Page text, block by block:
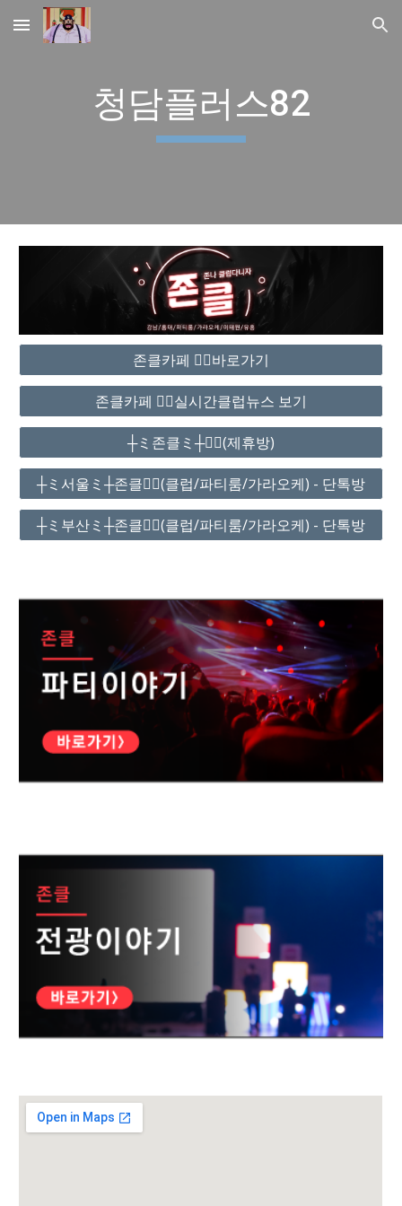
Skip to main content Skip to navigation
청담플러스82
존클카페 ❤️‍🔥바로가기
존클카페 ❤️‍🔥실시간클럽뉴스 보기
┼ミ존클ミ┼❤️‍🔥(제휴방)
┼ミ서울ミ┼존클❤️‍🔥(클럽/파티룸/가라오케) - 단톡방
┼ミ부산ミ┼존클❤️‍🔥(클럽/파티룸/가라오케) - 단톡방